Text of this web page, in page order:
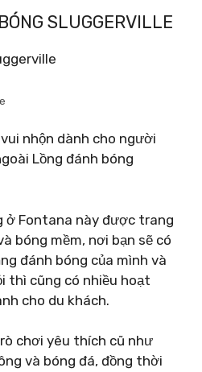
SLUGGERVILLE
nhộn dành cho người
Lồng đánh bóng
ở Fontana này được trang
bóng mềm, nơi bạn sẽ có
đánh bóng của mình và
thì cũng có nhiều hoạt
cho du khách.
chơi yêu thích cũ như
và bóng đá, đồng thời